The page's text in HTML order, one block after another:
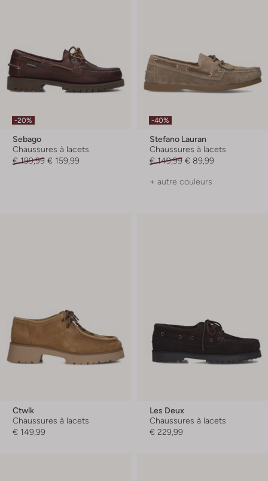
-20%
Sebago
Chaussures à lacets
€ 199,99 € 159,99
-40%
Stefano Lauran
Chaussures à lacets
€ 149,99 € 89,99
+ autre couleurs
Ctwlk
Chaussures à lacets
€ 149,99
Les Deux
Chaussures à lacets
€ 229,99